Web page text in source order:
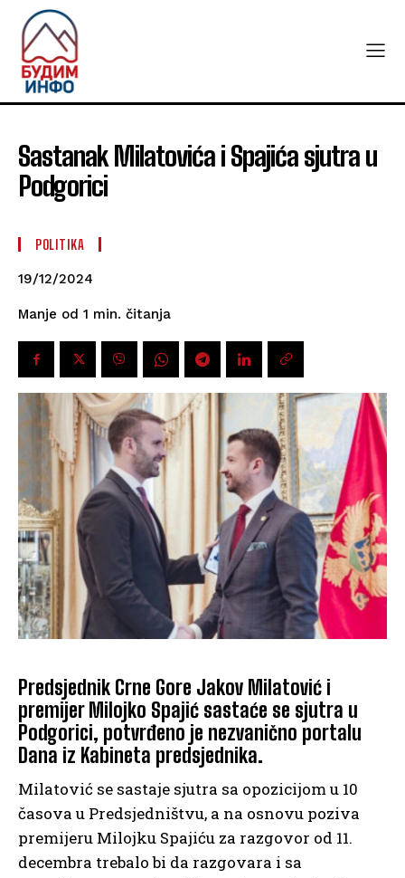
Sastanak Milatovića i Spajića sjutra u
Podgorici
POLITIKA
19/12/2024
Manje od 1 min. čitanja
Predsjednik Crne Gore Jakov Milatović i
premijer Milojko Spajić sastaće se sjutra u
Podgorici, potvrđeno je nezvanično portalu
Dana iz Kabineta predsjednika.
Milatović se sastaje sjutra sa opozicijom u 10
časova u Predsjedništvu, a na osnovu poziva
premijeru Milojku Spajiću za razgovor od 11.
decembra trebalo bi da razgovara i sa